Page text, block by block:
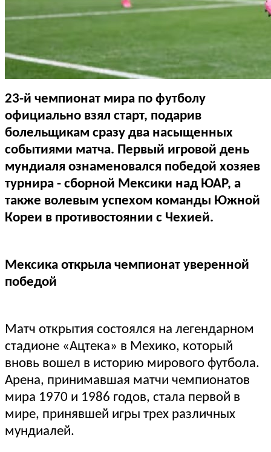
23-й чемпионат мира по футболу
официально взял старт, подарив
болельщикам сразу два насыщенных
событиями матча. Первый игровой день
мундиаля ознаменовался победой хозяев
турнира - сборной Мексики над ЮАР, а
также волевым успехом команды Южной
Кореи в противостоянии с Чехией.
Мексика открыла чемпионат уверенной
победой
Матч открытия состоялся на легендарном
стадионе «Ацтека» в Мехико, который
вновь вошел в историю мирового футбола.
Арена, принимавшая матчи чемпионатов
мира 1970 и 1986 годов, стала первой в
мире, принявшей игры трех различных
мундиалей.